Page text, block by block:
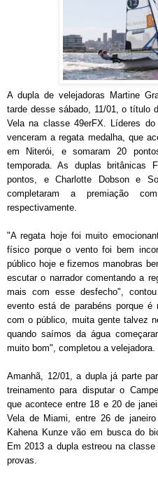
A dupla de velejadoras Martine
tarde desse sábado, 11/01, o título
Vela na classe 49erFX. Líderes
venceram a regata medalha, que
em Niterói, e somaram 20
temporada. As duplas britânicas
pontos, e Charlotte Dobson e
completaram a premiação
respectivamente.
"A regata hoje foi muito
físico porque o vento foi bem
público hoje e fizemos manobras
escutar o narrador comentando a
mais com esse desfecho",
evento está de parabéns porque
com o público, muita gente talvez
quando saímos da água
muito bom", completou a velejadora.
Amanhã, 12/01, a dupla já parte
treinamento para disputar o
que acontece entre 18 e 20 de
Vela de Miami, entre 26 de
Kahena Kunze vão em busca do
Em 2013 a dupla estreou na
provas.